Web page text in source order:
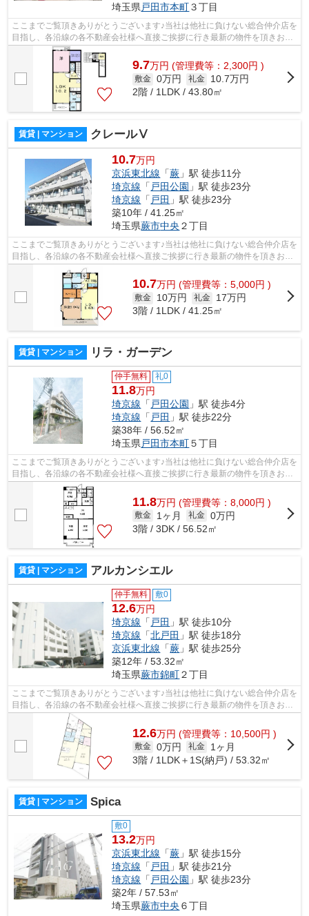
埼玉県 戸田市本町３丁目
ここまでご覧頂きありがとうございます♪当社は他社に負けない総合仲介店を
目指し、各沿線の各不動産会社様へ直接ご挨拶に行き最新の物件を頂きお客
様へ提供しております！最新の情報は...
9.7万円 (管理費等：2,300円 )
敷金 0万円 礼金
10.7万円
2階 / 1LDK / 43.80㎡
賃貸 | マンション クレールⅤ
10.7万円
京浜東北線 「蕨 」駅 徒歩11分
埼京線 「 戸田公園 」駅 徒歩23分
埼京線 「 戸田 」駅 徒歩23分
築10年 / 41.25㎡
埼玉県蕨市中央 ２丁目
ここまでご覧頂きありがとうございます♪当社は他社に負けない総合仲介店を
目指し、各沿線の各不動産会社様へ直接ご挨拶に行き最新の物件を頂きお客
様へ提供しております！最新の情報は...
10.7万円 (管理費等：5,000円 )
敷金 10万円 礼金
17万円
3階 / 1LDK / 41.25㎡
賃貸 | マンション リラ・ガーデン
仲手無料 礼0
11.8万円
埼京線 「 戸田公園 」駅 徒歩4分
埼京線 「 戸田 」駅 徒歩22分
築38年 / 56.52㎡
埼玉県戸田市本町５丁目
ここまでご覧頂きありがとうございます♪当社は他社に負けない総合仲介店を
目指し、各沿線の各不動産会社様へ直接ご挨拶に行き最新の物件を頂きお客
様へ提供しております！最新の情報は...
11.8万円 (管理費等：8,000円 )
敷金 1ヶ月 礼金 0万円
3階 / 3DK / 56.52㎡
賃貸 | マンション アルカンシエル
仲手無料 敷0
12.6万円
埼京線 「 戸田 」駅 徒歩10分
埼京線 「北戸田 」駅 徒歩18分
京浜東北線 「蕨 」駅 徒歩25分
築12年 / 53.32㎡
埼玉県蕨市錦町２丁目
ここまでご覧頂きありがとうございます♪当社は他社に負けない総合仲介店を
目指し、各沿線の各不動産会社様へ直接ご挨拶に行き最新の物件を頂きお客
様へ提供しております！最新の情報は...
12.6万円 (管理費等：10,500円 )
敷金 0万円 礼金
1ヶ月
3階 / 1LDK＋1S(納戸) / 53.32㎡
賃貸 | マンション Spica
敷0
13.2万円
京浜東北線 「蕨 」駅 徒歩15分
埼京線 「 戸田 」駅 徒歩21分
埼京線 「 戸田公園 」駅 徒歩23分
築2年 / 57.53㎡
埼玉県蕨市中央 ６丁目